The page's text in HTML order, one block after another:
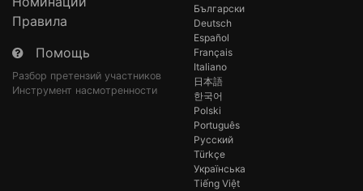
Правила
Помощь
Разбор претензий участников
Инструмент насмотренности
Български
Deutsch
Español
Français
Italiano
日本語
한국어
Polski
Português
Русский
Türkçe
Українська
Tiếng Việt